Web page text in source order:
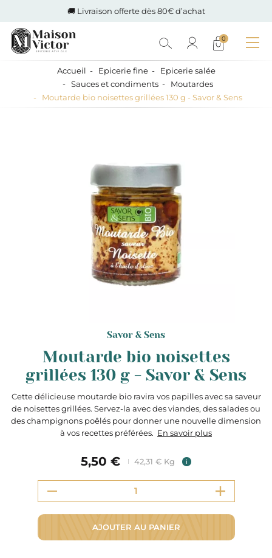
🚚 Livraison offerte dès 80€ d’achat
0
Accueil Epicerie fine
Epicerie salée
Sauces et condiments
Moutardes
Moutarde bio noisettes grillées 130 g - Savor & Sens
Savor & Sens
Moutarde bio noisettes
grillées 130 g - Savor & Sens
Cette délicieuse moutarde bio ravira vos papilles avec sa saveur
de noisettes grillées. Servez-la avec des viandes, des salades ou
des champignons poêlés pour donner une nouvelle dimension
à vos recettes préférées. En savoir plus
5,50 € 42,31 € Kg i
AJOUTER AU PANIER